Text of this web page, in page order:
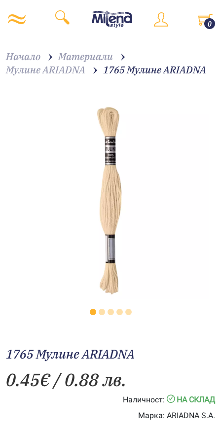
0
Начало
Материали
Мулине ARIADNA
1765 Мулине АRIADNA
1765 Мулине АRIADNA
0.45€/ 0.88 лв.
Наличност:
НА СКЛАД
Марка: ARIADNA S.A.